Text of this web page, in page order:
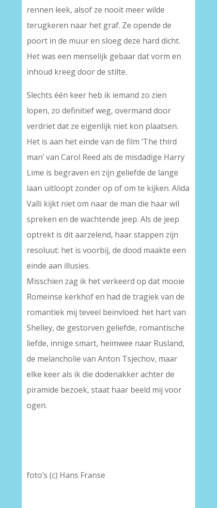
rennen leek, alsof ze nooit meer wilde
terugkeren naar het graf. Ze opende de
poort in de muur en sloeg deze hard dicht.
Het was een menselijk gebaar dat vorm en
inhoud kreeg door de stilte.
Slechts één keer heb ik iemand zo zien
lopen, zo definitief weg, overmand door
verdriet dat ze eigenlijk niet kon plaatsen.
Het is aan het einde van de film ‘The third
man’ van Carol Reed als de misdadige Harry
Lime is begraven en zijn geliefde de lange
laan uitloopt zonder op of om te kijken. Alida
Valli kijkt niet om naar de man die haar wil
spreken en de wachtende jeep. Als de jeep
optrekt is dit aarzelend, haar stappen zijn
resoluut: het is voorbij, de dood maakte een
einde aan illusies.
Misschien zag ik het verkeerd op dat mooie
Romeinse kerkhof en had de tragiek van de
romantiek mij teveel beïnvloed: het hart van
Shelley, de gestorven geliefde, romantische
liefde, innige smart, heimwee naar Rusland,
de melancholie van Anton Tsjechov, maar
elke keer als ik die dodenakker achter de
piramide bezoek, staat haar beeld mij voor
ogen.
foto’s (c) Hans Franse